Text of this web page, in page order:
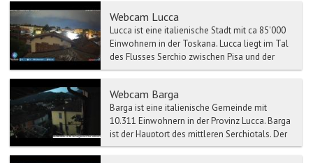
Webcam Lucca
Lucca ist eine italienische Stadt mit ca 85'000
Einwohnern in der Toskana. Lucca liegt im Tal
des Flusses Serchio zwischen Pisa und der
toskanische...
Webcam Barga
Barga ist eine italienische Gemeinde mit
10.311 Einwohnern in der Provinz Lucca. Barga
ist der Hauptort des mittleren Serchiotals. Der
Tourismus is...